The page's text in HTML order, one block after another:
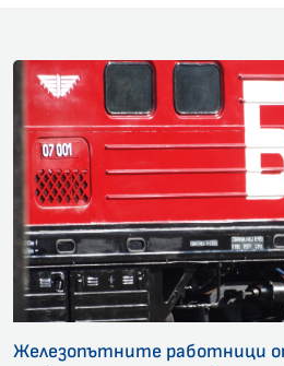
Железопътните работници